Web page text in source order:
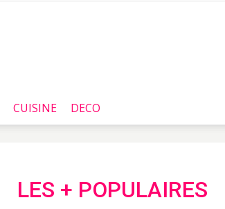
CUISINE DECO
LES + POPULAIRES